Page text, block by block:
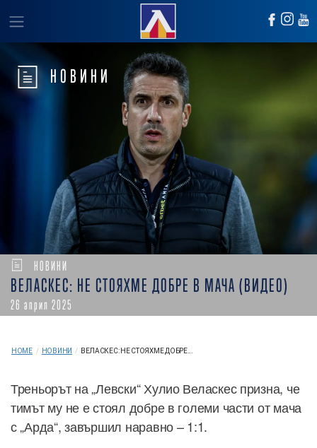
НОВИНИ
НОВИНИ
ВЕЛАСКЕС: НЕ СТОЯХМЕ ДОБРЕ В МАЧА (ВИДЕО)
26 април 2025
HOME / НОВИНИ / ВЕЛАСКЕС: НЕ СТОЯХМЕ ДОБРЕ...
Треньорът на „Левски“ Хулио Веласкес призна, че
тимът му не е стоял добре в големи части от мача
с „Арда“, завършил наравно – 1:1.